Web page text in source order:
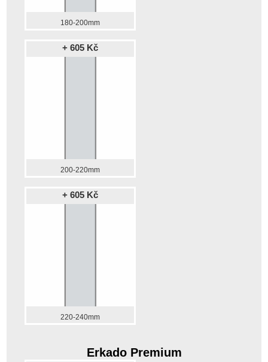
180-200mm
+ 605 Kč
200-220mm
+ 605 Kč
220-240mm
Erkado Premium